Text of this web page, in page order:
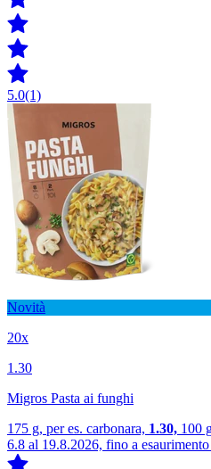
5.0(1)
Novità
20x
1.30
Migros Pasta ai funghi
175 g, per es. carbonara, 1.30, 100
6.8 al 19.8.2026, fino a